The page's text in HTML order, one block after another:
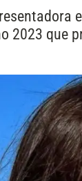
2023 que